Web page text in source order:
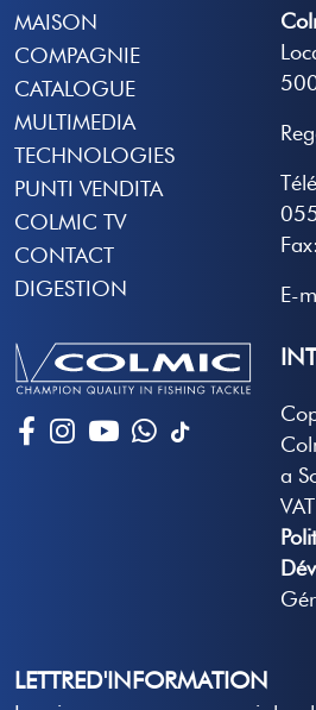
MAISON
COMPAGNIE
CATALOGUE
MULTIMEDIA
TECHNOLOGIES
PUNTI VENDITA
COLMIC TV
CONTACT
DIGESTION
E-
a
LETTRED'INFORMATION